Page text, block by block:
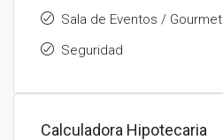
Sala de Eventos / Gourmet
Seguridad
Calculadora Hipotecaria